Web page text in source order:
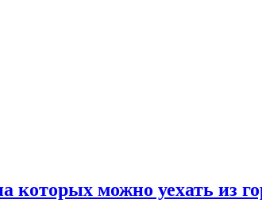
можно уехать из